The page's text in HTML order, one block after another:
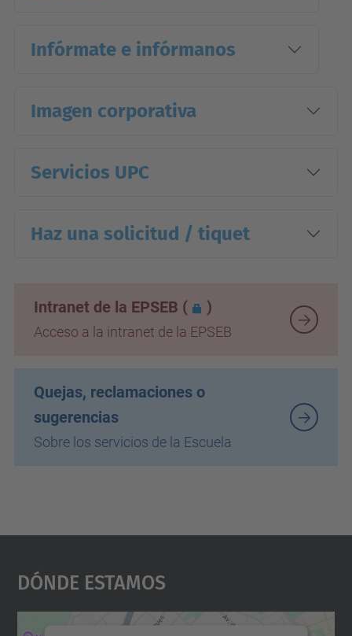
Infórmate e infórmanos
Imagen corporativa
Servicios UPC
Haz una solicitud / tiquet
Intranet de la EPSEB ( )
Acceso a la intranet de la EPSEB
Quejas, reclamaciones o
sugerencias
Sobre los servicios de la Escuela
Dónde Estamos